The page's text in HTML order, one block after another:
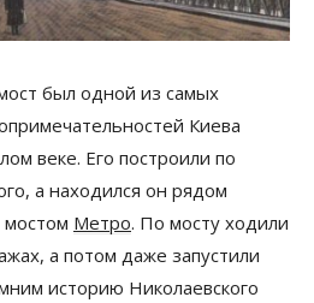
был одной из самых
Киева
веке. Его построили по
а находился он рядом
Метро. По мосту ходили
а потом даже запустили
историю Николаевского